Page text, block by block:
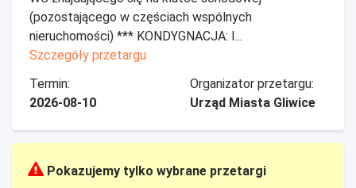
(pozostającego w częściach wspólnych
nieruchomości) *** KONDYGNACJA: I...
Szczegóły przetargu
Termin:
2026-08-10
Organizator przetargu:
Urząd Miasta Gliwice
Pokazujemy tylko wybrane przetargi